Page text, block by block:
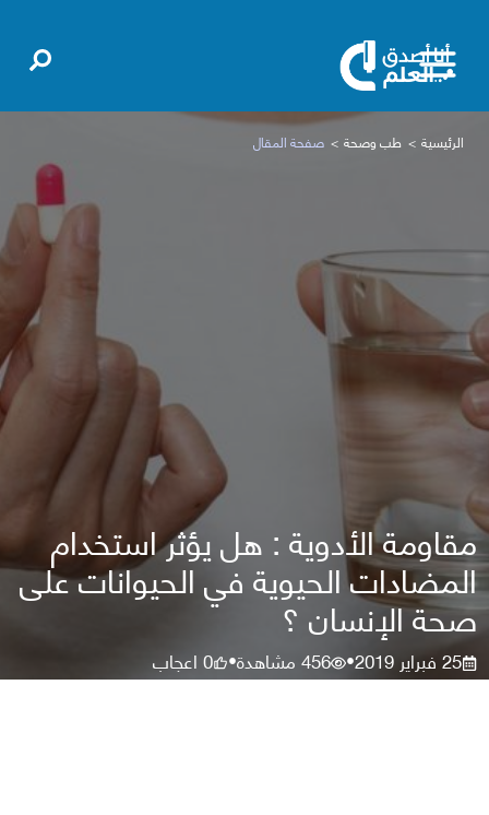
الرئيسية طب وصحة صفحة المقال
مقاومة الأدوية : هل يؤثر استخدام
المضادات الحيوية في الحيوانات على
صحة الإنسان ؟
25 فبراير 2019 •
456مشاهدة•
0اعجاب